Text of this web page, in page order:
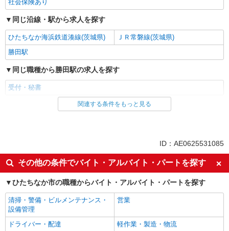
社会保険あり
同じ沿線・駅から求人を探す
ひたちなか海浜鉄道湊線(茨城県)
ＪＲ常磐線(茨城県)
勝田駅
同じ職種から勝田駅の求人を探す
受付・秘書
同じ雇用形態から勝田駅の求人を探す
未経験歓迎
車通勤OK
社会保険あり
同じ特徴から求人を探す
関連する条件をもっと見る
ID：AE0625531085
その他の条件でバイト・アルバイト・パートを探す
ひたちなか市の職種からバイト・アルバイト・パートを探す
清掃・警備・ビルメンテナンス・
設備管理
営業
ドライバー・配達
軽作業・製造・物流